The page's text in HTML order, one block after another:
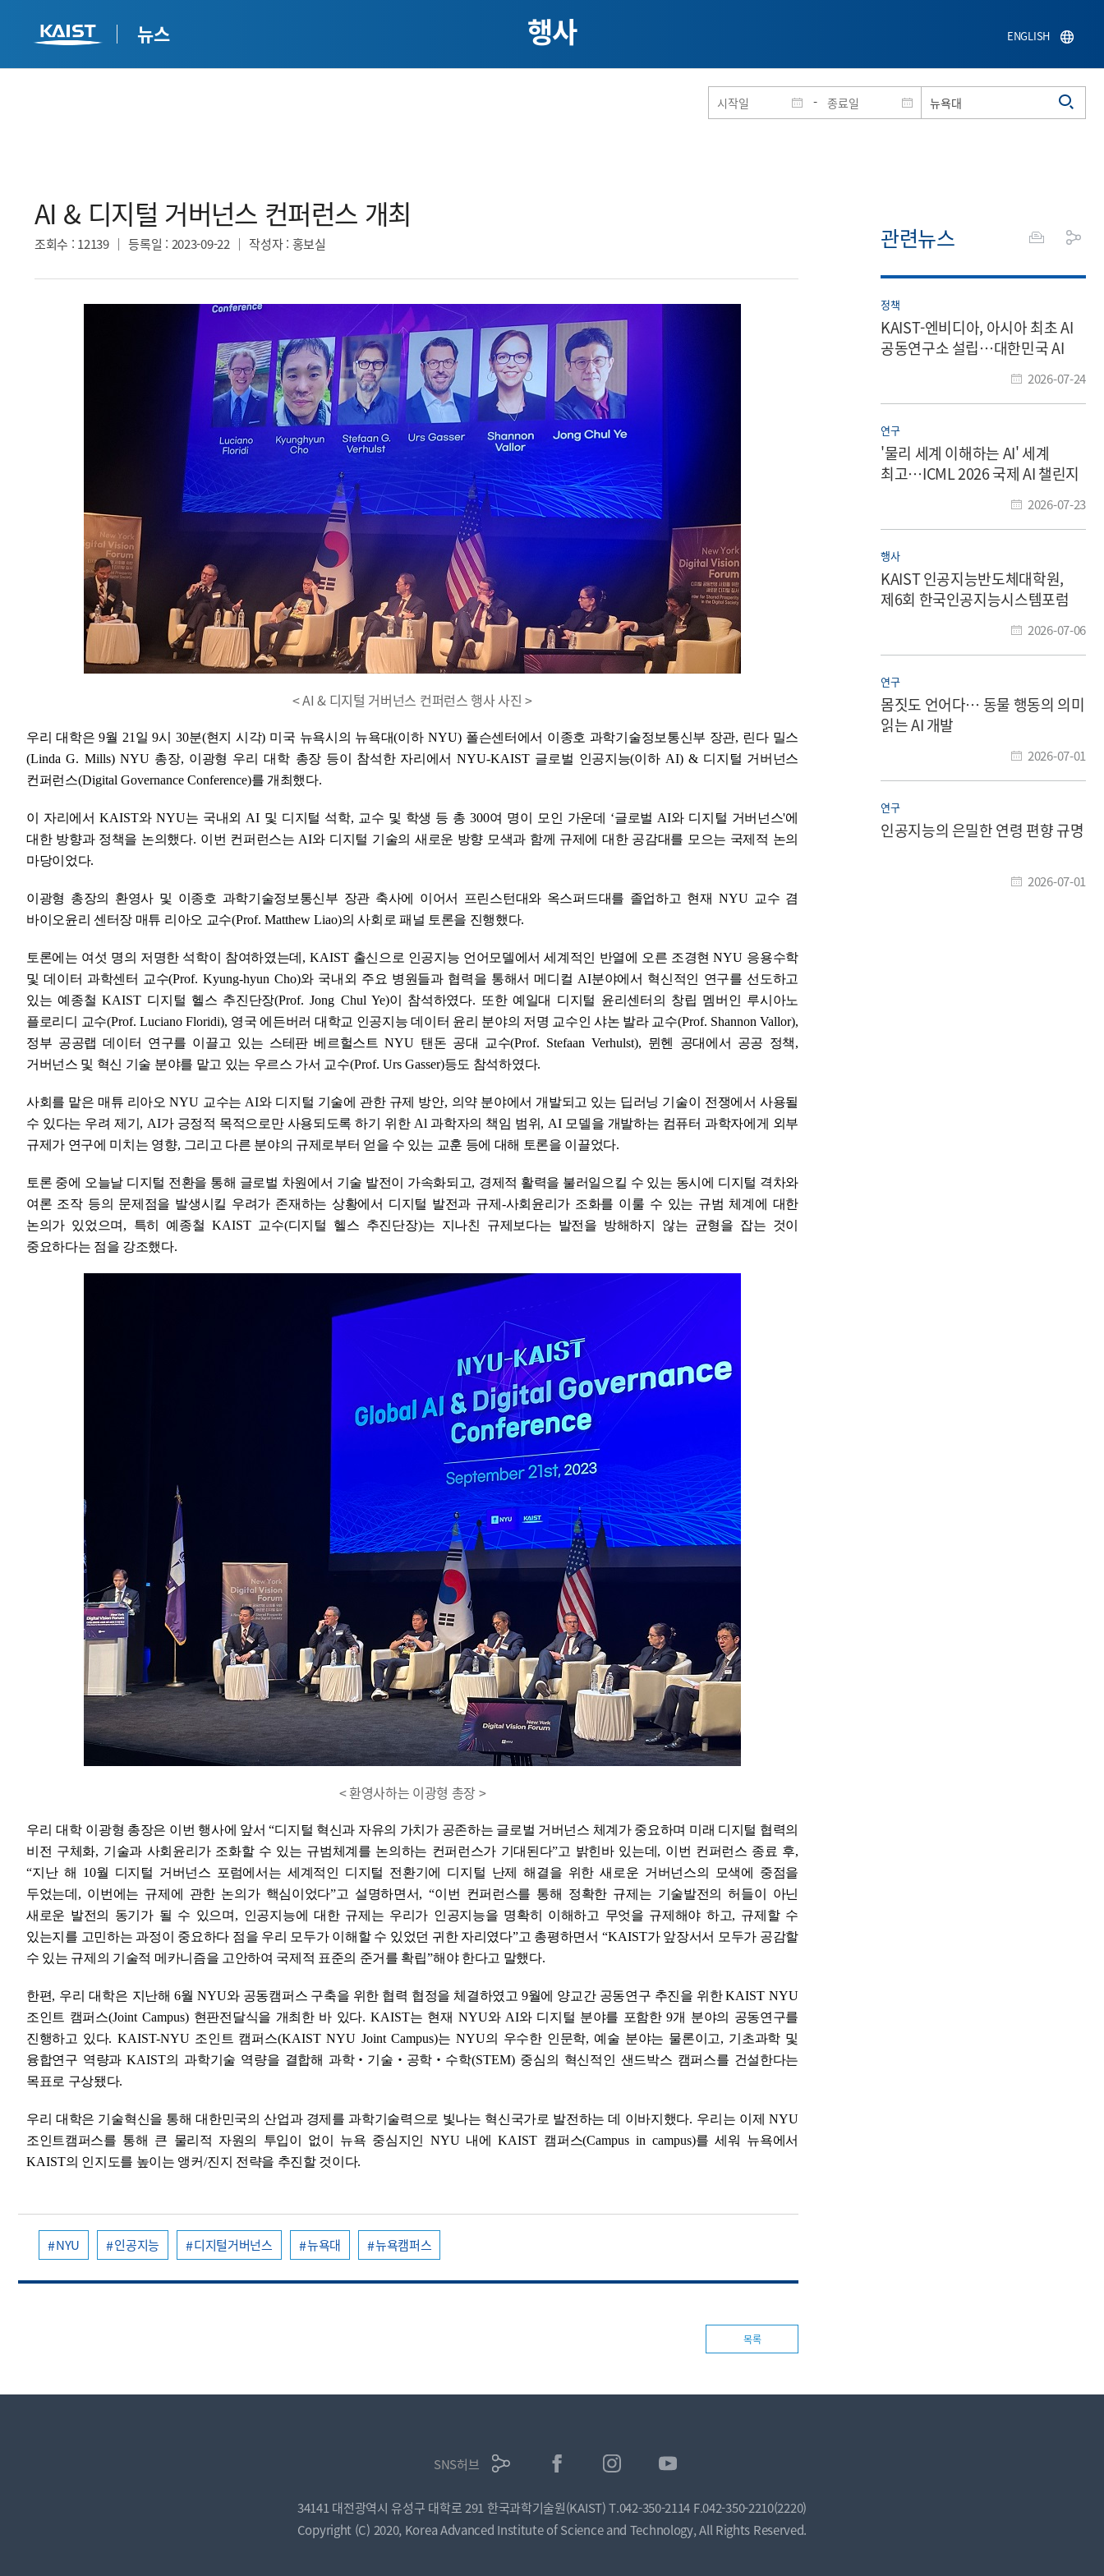
뉴스
홈페이지 통합검색
-
ENGLISH
행사
AI & 디지털 거버넌스 컨퍼런스 개최​
조회수 : 12139 등록일 : 2023-09-22 작성자: 홍보실
< AI & 디지털 거버넌스 컨퍼런스 행사 사진 >
우리 대학은9월 21 일9시 30분(현지 시각) 미국 뉴욕시의 뉴욕대(이하 NYU) 폴슨센터에서 이종호 과학기술정보통신부 장관, 린다 밀스
(Linda G. Mills) NYU 총장, 이광형 우리 대학 총장 등이 참석한 자리에서NYU-KAIST 글로벌 인공지능(이하 AI) & 디지털 거버넌스
컨퍼런스(Digital Governance Conference)를 개최했다.
이 자리에서 KAIST와 NYU는 국내외 AI 및 디지털 석학, 교수 및 학생 등 총300여 명이 모인 가운데 ‘글로벌 AI와 디지털 거버넌스'에
대한 방향과 정책을 논의했다. 이번 컨퍼런스는 AI와 디지털 기술의 새로운 방향 모색과 함께 규제에 대한 공감대를 모으는 국제적 논의
마당이었다.
이광형 총장의 환영사 및 이종호 과학기술정보통신부 장관 축사에 이어서 프린스턴대와 옥스퍼드대를 졸업하고 현재 NYU 교수 겸
바이오윤리 센터장 매튜 리아오 교수(Prof. Matthew Liao)의 사회로 패널 토론을 진행했다.
토론에는 여섯 명의 저명한 석학이 참여하였는데 , KAIST 출신으로 인공지능 언어모델에서 세계적인 반열에 오른 조경현NYU 응용수학
및 데이터 과학센터 교수(Prof. Kyung-hyun Cho)와 국내외 주요 병원들과 협력을 통해서 메디컬 AI분야에서 혁신적인 연구를 선도하고
있는 예종철KAIST 디지털 헬스 추진단장(Prof. Jong Chul Ye)이 참석하였다. 또한 예일대 디지털 윤리센터의 창립 멤버인 루시아노
플로리디 교수(Prof. Luciano Floridi), 영국 에든버러 대학교 인공지능 데이터 윤리 분야의 저명 교수인 샤논 발라 교수(Prof. Shannon Vallor),
정부 공공랩 데이터 연구를 이끌고 있는 스테판 베르헐스트NYU 탠돈 공대 교수(Prof. Stefaan Verhulst), 뮌헨 공대에서 공공 정책,
거버넌스 및 혁신 기술 분야를 맡고 있는 우르스 가서 교수(Prof. Urs Gasser)등도 참석하였다.
사회를 맡은 매튜 리아오NYU 교수는 AI와 디지털 기술에 관한 규제 방안, 의약 분야에서 개발되고 있는 딥러닝 기술이 전쟁에서 사용될
수 있다는 우려 제기 , AI가 긍정적 목적으로만 사용되도록 하기 위한 Al과학자의 책임 범위 , AI 모델을 개발하는 컴퓨터 과학자에게 외부
규제가 연구에 미치는 영향, 그리고 다른 분야의 규제로부터 얻을 수 있는 교훈 등에 대해 토론을 이끌었다.
토론 중에 오늘날 디지털 전환을 통해 글로벌 차원에서 기술 발전이 가속화되고, 경제적 활력을 불러일으킬 수 있는 동시에 디지털 격차와
여론 조작 등의 문제점을 발생시킬 우려가 존재하는 상황에서 디지털 발전과 규제 -사회윤리가 조화를 이룰 수 있는 규범 체계에 대한
논의가 있었으며 , 특히 예종철 KAIST 교수(디지털 헬스 추진단장)는 지나친 규제보다는 발전을 방해하지 않는 균형을 잡는 것이
중요하다는 점을 강조했다.
< 환영사하는 이광형 총장 >
우리 대학 이광형 총장은 이번 행사에 앞서“디지털 혁신과 자유의 가치가 공존하는 글로벌 거버넌스 체계가 중요하며 미래 디지털 협력의
비전 구체화, 기술과 사회윤리가 조화할 수 있는 규범체계를 논의하는 컨퍼런스가 기대된다”고 밝힌바 있는데 , 이번 컨퍼런스 종료 후,
“지난 해 10월 디지털 거버넌스 포럼에서는 세계적인 디지털 전환기에 디지털 난제 해결을 위한 새로운 거버넌스의 모색에 중점을
두었는데 , 이번에는 규제에 관한 논의가 핵심이었다”고 설명하면서, “이번 컨퍼런스를 통해 정확한 규제는 기술발전의 허들이 아닌
새로운 발전의 동기가 될 수 있으며 , 인공지능에 대한 규제는 우리가 인공지능을 명확히 이해하고 무엇을 규제해야 하고, 규제할 수
있는지를 고민하는 과정이 중요하다 점을 우리 모두가 이해할 수 있었던 귀한 자리였다”고 총평하면서 “KAIST가 앞장서서 모두가 공감할
수 있는 규제의 기술적 메카니즘을 고안하여 국제적 표준의 준거를 확립”해야 한다고 말했다.
한편, 우리 대학은 지난해 6월 NYU와 공동캠퍼스 구축을 위한 협력 협정을 체결하였고 9월에 양교간 공동연구 추진을 위한KAIST NYU
조인트 캠퍼스(Joint Campus) 현판전달식을 개최한 바 있다. KAIST는 현재 NYU와 AI와 디지털 분야를 포함한9개 분야의 공동연구를
진행하고 있다. KAIST-NYU 조인트 캠퍼스(KAIST NYU Joint Campus)는 NYU의 우수한 인문학, 예술 분야는 물론이고, 기초과학 및
융합연구 역량과KAIST의 과학기술 역량을 결합해 과학‧ 기술 ‧ 공학 ‧ 수학(STEM) 중심의 혁신적인 샌드박스 캠퍼스를 건설한다는
목표로 구상됐다.
우리 대학은 기술혁신을 통해 대한민국의 산업과 경제를 과학기술력으로 빛나는 혁신국가로 발전하는 데 이바지했다. 우리 는 이제 NYU
조인트캠퍼스를 통해 큰 물리적 자원의 투입이 없이 뉴욕 중심지인 NYU 내에KAIST 캠퍼스(Campus in campus)를 세워 뉴욕에서
KAIST의 인지도를 높이는 앵커/진지 전략을 추진할 것이다.
NYU 인공지능 디지털거버넌스 뉴욕대 뉴욕캠퍼스
목록
관련뉴스
정책
KAIST-엔비디아, 아시아 최초 AI
공동연구소 설립…대한민국 AI
2026-07-24
연구
'물리 세계 이해하는 AI' 세계
최고…ICML 2026 국제 AI 챌린지
2026-07-23
행사
KAIST 인공지능반도체대학원,
제6회 한국인공지능시스템포럼
2026-07-06
연구
몸짓도 언어다… 동물 행동의 의미
읽는 AI 개발
2026-07-01
연구
인공지능의 은밀한 연령 편향 규명
2026-07-01
SNS허브
34141 대전광역시 유성구 대학로 291 한국과학기술원(KAIST)T.042-350-2114 F.042-350-2210(2220)
Copyright (C) 2020, Korea Advanced Institute of Science and Technology, All Rights Reserved.